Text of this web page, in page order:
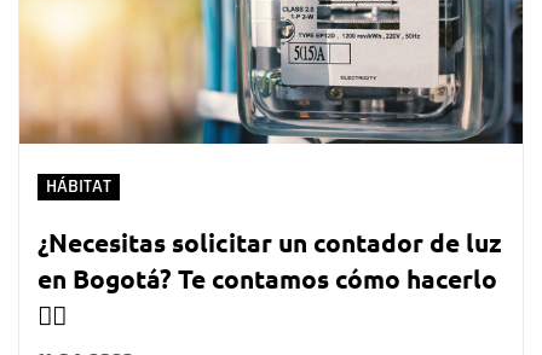
HÁBITAT
¿Necesitas solicitar un contador de luz
en Bogotá? Te contamos cómo hacerlo
👇🏻